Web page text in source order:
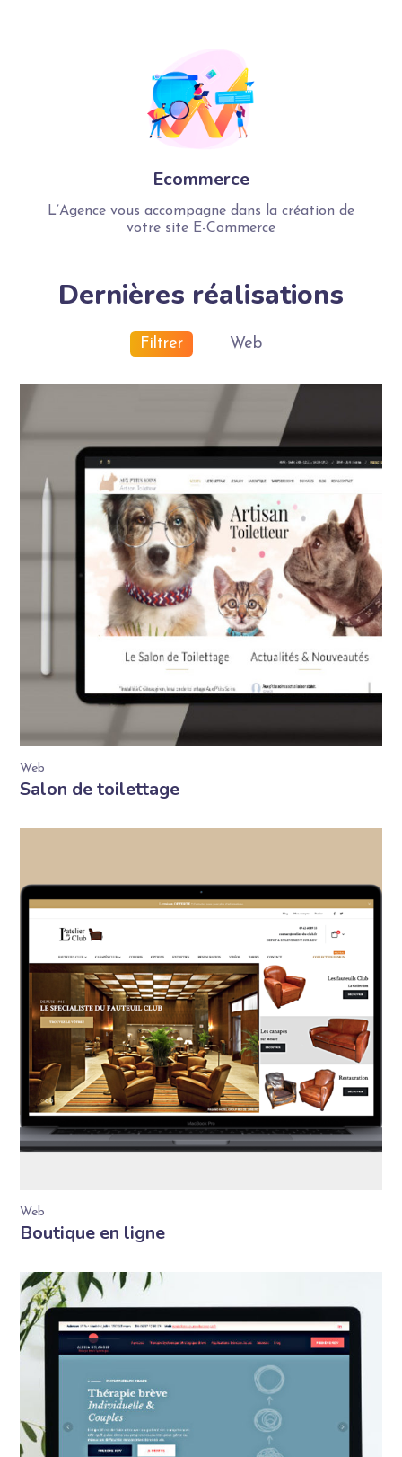
Ecommerce
L’Agence vous accompagne dans la création de
votre site E-Commerce
Dernières réalisations
Filtrer Web
Salon de toilettage
Web
Boutique en ligne
Web